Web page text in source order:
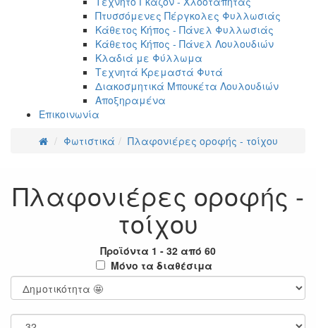
Πτυσσόμενες Πέργκολες Φυλλωσιάς
Κάθετος Κήπος - Πάνελ Φυλλωσιάς
Κάθετος Κήπος - Πάνελ Λουλουδιών
Κλαδιά με Φύλλωμα
Τεχνητά Κρεμαστά Φυτά
Διακοσμητικά Μπουκέτα Λουλουδιών
Αποξηραμένα
Επικοινωνία
Φωτιστικά
Πλαφονιέρες οροφής - τοίχου
Πλαφονιέρες οροφής -
τοίχου
Προϊόντα 1 - 32 από 60
Μόνο τα διαθέσιμα